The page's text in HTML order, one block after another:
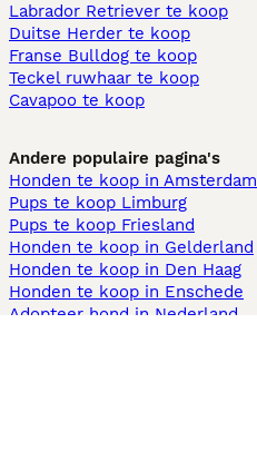
Labrador Retriever te koop
Duitse Herder te koop
Franse Bulldog te koop
Teckel ruwhaar te koop
Cavapoo te koop
Andere populaire pagina's
Honden te koop in Amsterdam
Pups te koop Limburg​
Pups te koop Friesland​
Honden te koop in Gelderland
Honden te koop in Den Haag
Honden te koop in Enschede
Adopteer hond in Nederland